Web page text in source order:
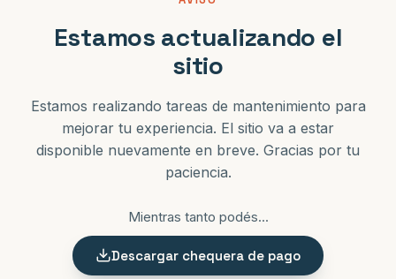
Estamos actualizando el
sitio
Estamos realizando tareas de mantenimiento para
mejorar tu experiencia. El sitio va a estar
disponible nuevamente en breve. Gracias por tu
paciencia.
Mientras tanto podés...
Descargar chequera de pago